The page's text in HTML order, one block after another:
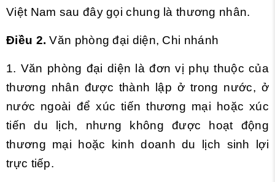
Việt Nam sau đây gọi chung là thương nhân.
Điều 2. Văn phòng đại diện, Chi nhánh
1. Văn phòng đại diện là đơn vị phụ thuộc của
thương nhân được thành lập ở trong nước, ở
nước ngoài để xúc tiến thương mại hoặc xúc
tiến du lịch, nhưng không được hoạt động
thương mại hoặc kinh doanh du lịch sinh lợi
trực tiếp.